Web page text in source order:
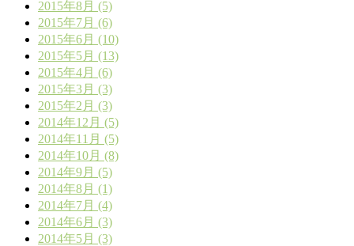
2015年8月 (5)
2015年7月 (6)
2015年6月 (10)
2015年5月 (13)
2015年4月 (6)
2015年3月 (3)
2015年2月 (3)
2014年12月 (5)
2014年11月 (5)
2014年10月 (8)
2014年9月 (5)
2014年8月 (1)
2014年7月 (4)
2014年6月 (3)
2014年5月 (3)